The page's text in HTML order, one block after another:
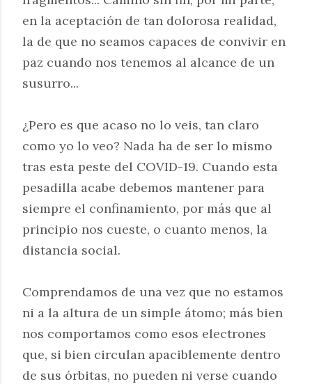
en la aceptación de tan dolorosa realidad,
la de que no seamos capaces de convivir en
paz cuando nos tenemos al alcance de un
susurro...
¿Pero es que acaso no lo veis, tan claro
como yo lo veo? Nada ha de ser lo mismo
tras esta peste del COVID-19. Cuando esta
pesadilla acabe debemos mantener para
siempre el confinamiento, por más que al
principio nos cueste, o cuanto menos, la
distancia social.
Comprendamos de una vez que no estamos
ni a la altura de un simple átomo; más bien
nos comportamos como esos electrones
que, si bien circulan apaciblemente dentro
de sus órbitas, no pueden ni verse cuando